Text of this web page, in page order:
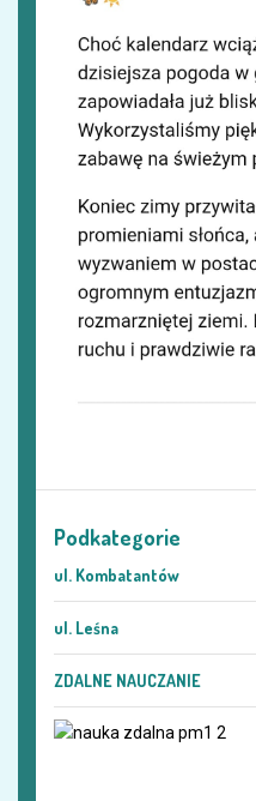
Podkategorie
ul. Kombatantów
ul. Leśna
ZDALNE NAUCZANIE